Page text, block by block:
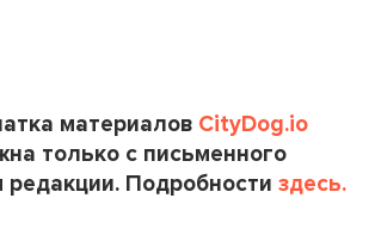
материалов CityDog.io
только с письменного
редакции. Подробности здесь.